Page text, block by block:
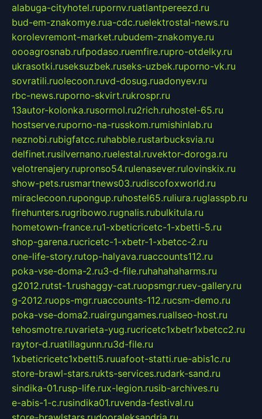
alabuga-cityhotel.rupornv.ruatlantpereezd.ru
bud-em-znakomye.rua-cdc.ruelektrostal-news.ru
korolevremont-market.rubudem-znakomye.ru
oooagrosnab.rufpodaso.ruemfire.rupro-otdelky.ru
ukrasotki.ruseksuzbek.ruseks-uzbek.ruporno-vk.ru
sovratili.ruolecoon.ruvd-dosug.ruadonyev.ru
rbc-news.ruporno-skvirt.rukrospr.ru
13autor-kolonka.rusormol.ru2rich.ruhostel-65.ru
hostserve.ruporno-na-russkom.rumishinlab.ru
neznobi.rubigfatcc.ruhabble.rustarbucksvia.ru
delfinet.rusilvernano.ruelestal.ruvektor-doroga.ru
velotrenajery.rupronso54.rulenasever.rulovinskix.ru
show-pets.rusmartnews03.rudiscofoxworld.ru
miraclecoon.rupongup.ruhostel65.ruliura.ruglasspb.ru
firehunters.rugribowo.rugnalis.rubulkitula.ru
hometown-france.ru1-xbeticricetc-1-xbetti-5.ru
shop-garena.rucricetc-1-xbetr-1-xbetcc-2.ru
one-life-story.rutop-halyava.ruaccounts112.ru
poka-vse-doma-2.ru3-d-file.ruhahahaharms.ru
g2012.rutst-1.rushaggy-cat.ruopsmgr.ruev-gallery.ru
g-2012.ruops-mgr.ruaccounts-112.rucsm-demo.ru
poka-vse-doma2.ruairgungames.ruallseo-host.ru
tehosmotre.ruvarieta-yug.rucricetc1xbetr1xbetcc2.ru
raytor-d.ruatillagunn.ru3d-file.ru
1xbeticricetc1xbetti5.ruuafoot-statti.rue-abis1c.ru
store-brawl-stars.rukts-services.rudark-sand.ru
sindika-01.rusp-life.rux-legion.rusib-archives.ru
e-abis-1-c.rusindika01.ruvenda-festival.ru